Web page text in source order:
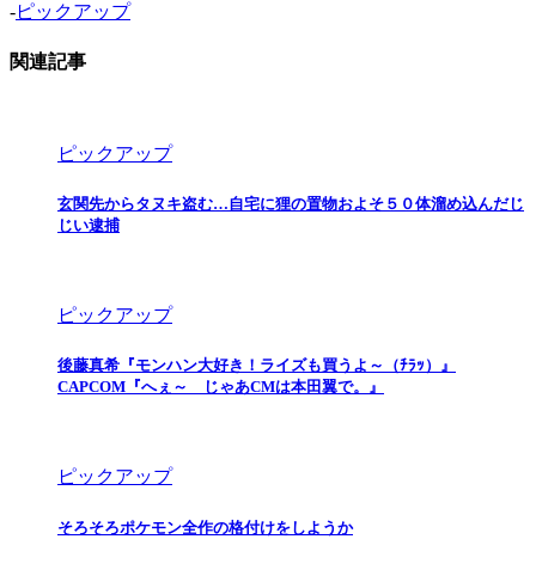
-ピックアップ
関連記事
ピックアップ
玄関先からタヌキ盗む…自宅に狸の置物およそ５０体溜め込んだじ
じい逮捕
ピックアップ
後藤真希『モンハン大好き！ライズも買うよ～（ﾁﾗｯ）』
CAPCOM『へぇ～ じゃあCMは本田翼で。』
ピックアップ
そろそろポケモン全作の格付けをしようか